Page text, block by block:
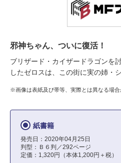
邪神ちゃん、ついに復活！
ブリザード・カイザードラゴンを
したゼロスは、この街に実の姉・
※画像は表紙及び帯等、実際とは異なる場合
紙書籍
発売日：2020年04月25日
判型：Ｂ６判／292ページ
定価：1,320円（本体1,200円＋税）